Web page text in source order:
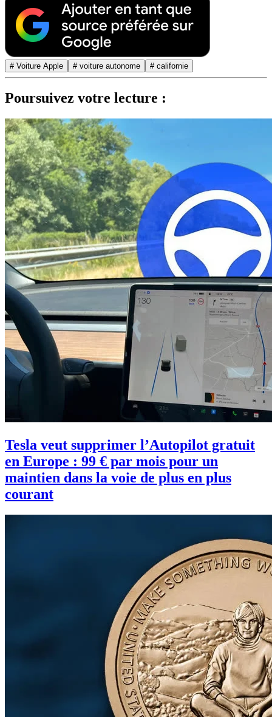
# Voiture Apple # voiture autonome # californie
Poursuivez votre lecture :
Tesla veut supprimer l’Autopilot gratuit
en Europe : 99 € par mois pour un
maintien dans la voie de plus en plus
courant